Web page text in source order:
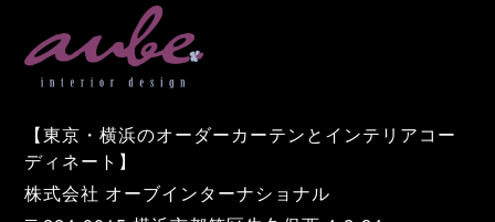
【東京・横浜のオーダーカーテンとインテリアコー
ディネート】
株式会社 オーブインターナショナル